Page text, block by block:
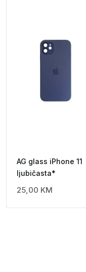
AG glass iPhone 11
ljubičasta*
25,00 KM